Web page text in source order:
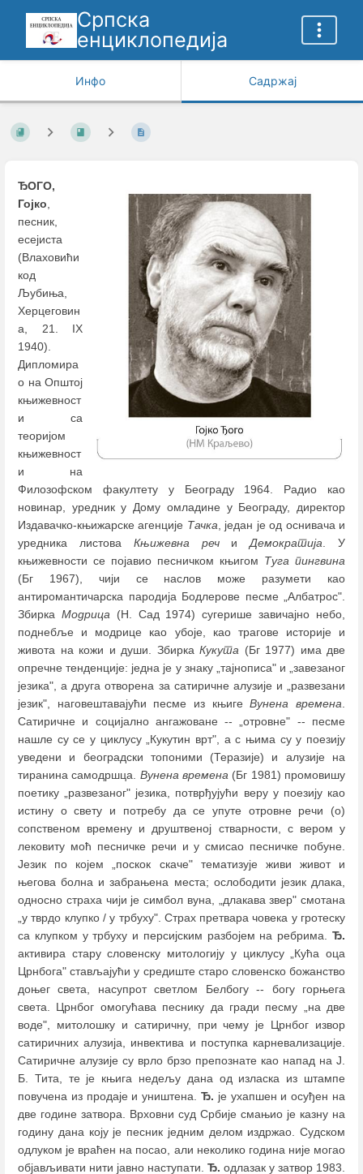
Српска
енциклопедија
Инфо Садржај
ЂОГО,
Гојко,
песник,
есејиста
(Влаховићи
код
Љубиња,
Херцеговин
а, 21. IX
1940).
Дипломира
о на Општој
књижевност
и са
теоријом
књижевност
и на
Филозофском факултету у Београду 1964. Радио као
новинар, уредник у Дому омладине у Београду, директор
Издавачко-књижарске агенције Тачка, један je од оснивача и
уредника листова Књижевна речиДемократија. У
књижевности се појавио песничком књигом Туга пингвина
(Бг 1967), чији се наслов може разумети као
антиромантичарска пародија Бодлерове песме „Албатрос".
Збирка Модрица(Н. Сад 1974) сугерише завичајно небо,
поднебље и модрице као убоје, као трагове историје и
живота на кожи и души. Збирка Кукута (Бг 1977) има две
опречне тенденције: једна је у знаку „тајнописа" и „завезаног
језика", а друга отворена за сатиричне алузије и „развезани
језик", наговештавајући песме из књигеВунена времена.
Сатиричне и социјално ангажоване -- „отровне" -- песме
нашле су се у циклусу „Кукутин врт", а с њима су у поезију
уведени и београдски топоними (Теразије) и алузије на
тиранина самодршца. Вунена времена (Бг 1981) промовишу
поетику „развезаног" језика, потврђујући веру у поезију као
истину о свету и потребу да се упуте отровне речи (о)
сопственом времену и друштвеној стварности, с вером у
лековиту моћ песничке речи и у смисао песничке побуне.
Језик по којем „поскок скаче" тематизује живи живот и
његова болна и забрањена места; ослободити језик длака,
односно страха чији је симбол вуна, „длакава звер" смотана
„у тврдо клупко / у трбуху". Страх претвара човека у гротеску
са клупком у трбуху и персијским разбојем на ребрима. Ђ.
активира стару словенску митологију у циклусу „Кућа оца
Црнбога" стављајући у средиште старо словенско божанство
доњег света, насупрот светлом Белбогу -- богу горњега
света. Црнбог омогућава песнику да гради песму „на две
воде", митолошку и сатиричну, при чему је Црнбог извор
сатиричних алузија, инвектива и поступка карневализације.
Сатиричне алузије су врло брзо препознате као напад на Ј.
Б. Тита, те је књига недељу дана од изласка из штампе
повучена из продаје и уништена. Ђ. је ухапшен и осуђен на
две године затвора. Врховни суд Србије смањио је казну на
годину дана коју је песник једним делом издржао. Судском
одлуком је враћен на посао, али неколико година није могао
објављивати нити јавно наступати. Ђ. одлазак у затвор 1983.